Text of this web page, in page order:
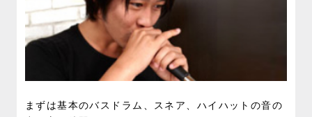
まずは基本のバスドラム、スネア、ハイハットの音の